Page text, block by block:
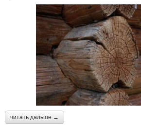
читать дальше →